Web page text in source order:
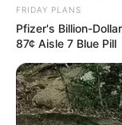
FRIDAY PLANS
Pfizer's Billion-
87¢ Aisle 7 Blue Pill